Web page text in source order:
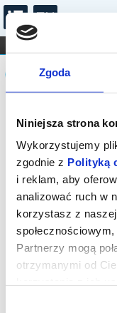
Zgoda
Niniejsza strona
Wykorzystujemy
zgodnie z Polityką
i reklam, aby
analizować ruch w
korzystasz z
Partnerzy mogą
otrzymanymi od
FILHARMONIA
DLA DZIECI
Komunikat
Sprzedaż on-
sprawdź